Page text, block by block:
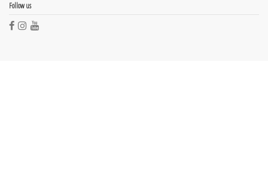
Follow us